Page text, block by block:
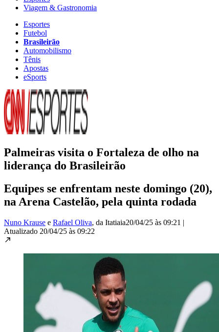
Viagem & Gastronomia
Esportes
Futebol
Brasileirão
Automobilismo
Tênis
Apostas
eSports
Palmeiras visita o Fortaleza de olho na
liderança do Brasileirão
Equipes se enfrentam neste domingo (20),
na Arena Castelão, pela quinta rodada
Nuno Krause e Rafael Oliva, da Itatiaia20/04/25 às 09:21 |
Atualizado 20/04/25 às 09:22